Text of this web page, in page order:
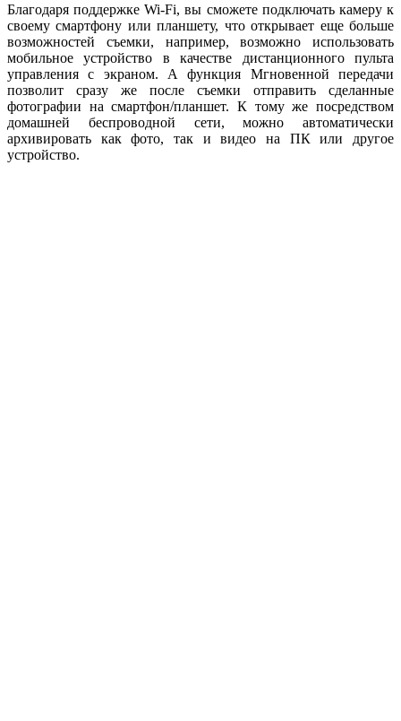
Благодаря поддержке Wi-Fi, вы сможете подключать камеру к
своему смартфону или планшету, что открывает еще больше
возможностей съемки, например, возможно использовать
мобильное устройство в качестве дистанционного пульта
управления с экраном. А функция Мгновенной передачи
позволит сразу же после съемки отправить сделанные
фотографии на смартфон/планшет. К тому же посредством
домашней беспроводной сети, можно автоматически
архивировать как фото, так и видео на ПК или другое
устройство.